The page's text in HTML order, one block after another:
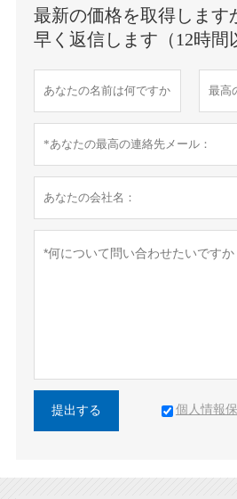
最新の価格を取得します
早く返信します（12時間
提出する 個人情報